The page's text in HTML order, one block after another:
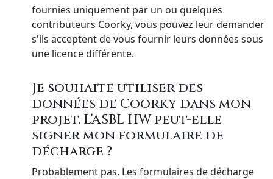
fournies uniquement par un ou quelques
contributeurs Coorky, vous pouvez leur demander
s'ils acceptent de vous fournir leurs données sous
une licence différente.
Je souhaite utiliser des
données de Coorky dans mon
projet. L’ASBL HW peut-elle
signer mon formulaire de
décharge ?
Probablement pas. Les formulaires de décharge